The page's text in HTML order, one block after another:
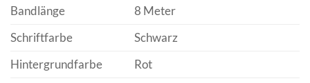
Bandlänge
8 Meter
Schriftfarbe
Schwarz
Hintergrundfarbe
Rot